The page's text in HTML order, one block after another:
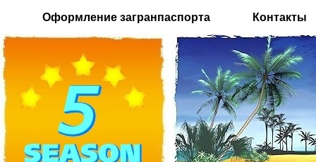
Оформление загранпаспорта Контакты